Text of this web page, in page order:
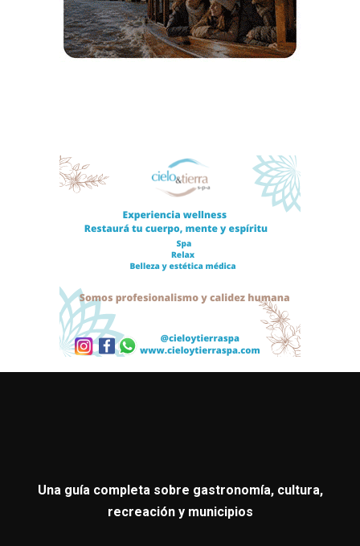
Una guía completa sobre gastronomía, cultura,
recreación y municipios